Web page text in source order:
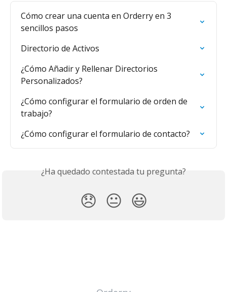
Cómo crear una cuenta en Orderry en 3
sencillos pasos
Directorio de Activos
¿Cómo Añadir y Rellenar Directorios
Personalizados?
¿Cómo configurar el formulario de orden de
trabajo?
¿Cómo configurar el formulario de contacto?
¿Ha quedado contestada tu pregunta?
😞 😐 😃